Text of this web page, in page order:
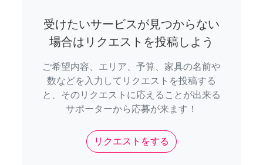
受けたいサービスが見つからない
場合はリクエストを投稿しよう
ご希望内容、エリア、予算、家具の名前や
数などを入力してリクエストを投稿する
と、そのリクエストに応えることが出来る
サポーターから応募が来ます！
リクエストをする